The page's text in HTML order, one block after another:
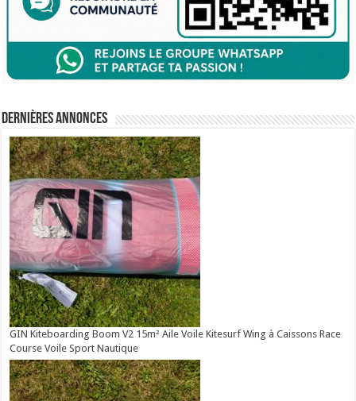
Dernières annonces
GIN Kiteboarding Boom V2 15m² Aile Voile Kitesurf Wing à Caissons Race
Course Voile Sport Nautique